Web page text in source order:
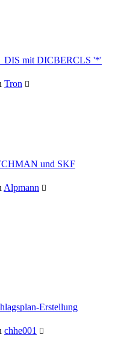
mit DICBERCLS '*'
Tron
und SKF
Alpmann
Erstellung
chhe001